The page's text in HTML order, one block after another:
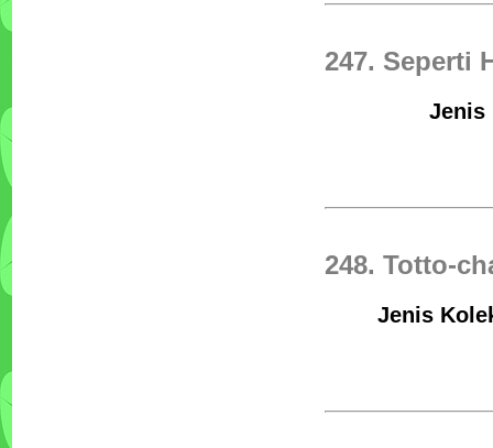
247. Seperti
Jenis
248. Totto-
Jenis